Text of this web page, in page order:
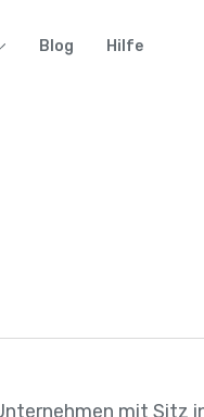
Blog Hilfe
mit Sitz